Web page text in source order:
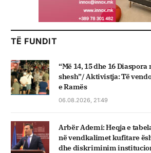
TË FUNDIT
“Më 14, 15 dhe 16
shesh”/ Aktivistja: Të
e Ramës
06.08.2026, 21:49
Arbër Ademi: Heqja e
në vendkalimet kufitare
dhe diskriminim